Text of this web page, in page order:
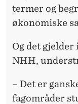
termer og
økonomiske
Og det
NHH,
– Det er
fagområder